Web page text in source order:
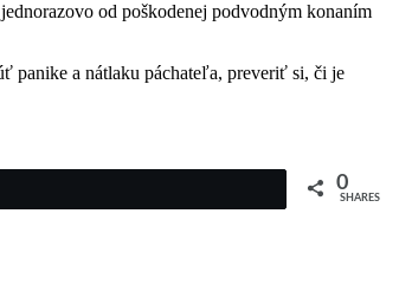
od poškodenej podvodným konaním
panike a nátlaku páchateľa, preveriť si, či je
0
SHARES